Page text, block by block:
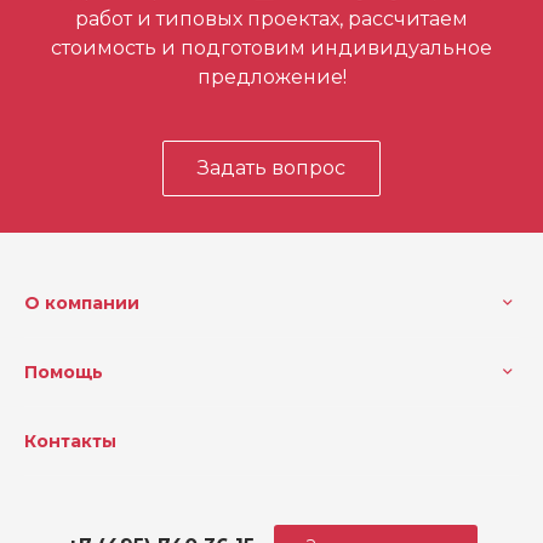
работ и типовых проектах, рассчитаем
стоимость и подготовим индивидуальное
предложение!
Задать вопрос
О компании
Помощь
Контакты